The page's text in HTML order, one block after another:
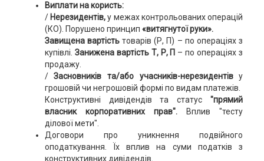
Виплати на користь:
/ Нерезидентів,у межах контрольованих операцій
(КО). Порушено принцип «витягнутої руки».
Завищена вартість товарів (Р, П) – по операціях з
купівлі. Занижена вартість Т, Р, П – по операціях з
продажу.
/Засновників та/або учасників-нерезидентіву
грошовій чи негрошовій формі по видам платежів.
Конструктивні дивідендів та статус"прямий
власник корпоративних прав".
Вплив "тесту
ділової мети".
Договори про уникнення подвійного
оподаткування. Їх вплив на суми податків з
конструктивних дивідендів.